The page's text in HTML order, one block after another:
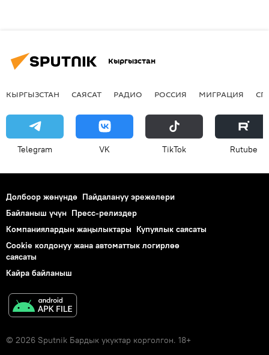
Кыргызстан
КЫРГЫЗСТАН САЯСАТ РАДИО РОССИЯ МИГРАЦИЯ
Telegram VK ТikТоk Rutube
Долбоор жөнүндө Пайдалануу эрежелери
Байланыш үчүн Пресс-релиздер
Компаниялардын жаңылыктары Купуялык саясаты
Cookie колдонуу жана автоматтык логирлөө
саясаты
Кайра байланыш
© 2026 Sputnik Бардык укуктар корголгон. 18+